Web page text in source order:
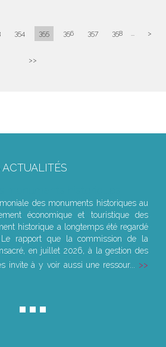
354 355 356 357 358 ... >
>>
des monuments historiques au
économique et touristique des
historique a longtemps été regardé
rapport que la commission de la
en juillet 2026, à la gestion des
invite à y voir aussi une ressour...